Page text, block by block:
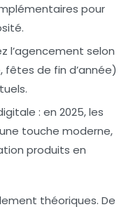
pour
l’agencement selon
de fin d’année)
: en 2025, les
touche moderne,
produits en
théoriques. De